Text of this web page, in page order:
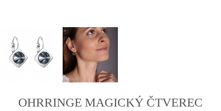
OHRRINGE MAGICKÝ ČTVEREC